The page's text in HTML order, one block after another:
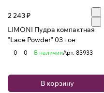
2 243 ₽
LIMONI Пудра компактная
"Lace Powder" 03 тон
0 0 В наличииАрт. 83933
В корзину